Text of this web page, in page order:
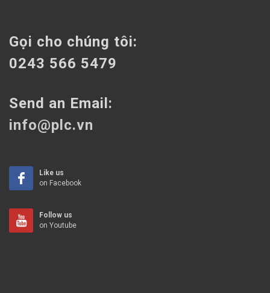
Gọi cho chúng tôi:
0243 566 5479
Send an Email:
info@plc.vn
Like us
on Facebook
Follow us
on Youtube